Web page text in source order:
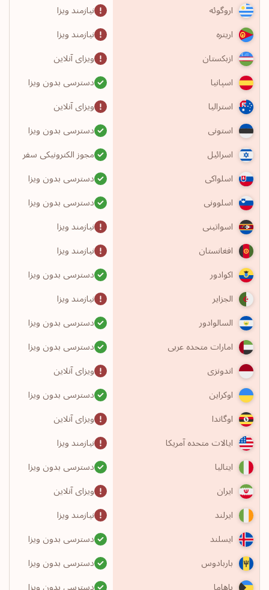
اروگوئه
نیازمند ویزا
اریتره
نیازمند ویزا
ازبکستان
ویزای آنلاین
اسپانیا
دسترسی بدون ویزا
استرالیا
ویزای آنلاین
استونی
دسترسی بدون ویزا
اسرائیل
مجوز الکترونیکی سفر
اسلواکی
دسترسی بدون ویزا
اسلوونی
دسترسی بدون ویزا
اسواتینی
نیازمند ویزا
افغانستان
نیازمند ویزا
اکوادور
دسترسی بدون ویزا
الجزایر
نیازمند ویزا
السالوادور
دسترسی بدون ویزا
امارات متحده عربی
دسترسی بدون ویزا
اندونزی
ویزای آنلاین
اوکراین
دسترسی بدون ویزا
اوگاندا
ویزای آنلاین
ایالات متحده آمریکا
نیازمند ویزا
ایتالیا
دسترسی بدون ویزا
ایران
ویزای آنلاین
ایرلند
نیازمند ویزا
ایسلند
دسترسی بدون ویزا
باربادوس
دسترسی بدون ویزا